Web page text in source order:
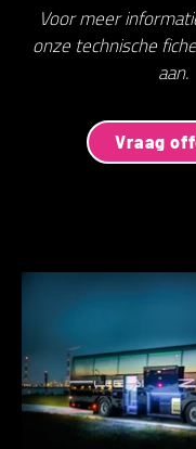
Voor meer
onze technische
aan.
Vraag